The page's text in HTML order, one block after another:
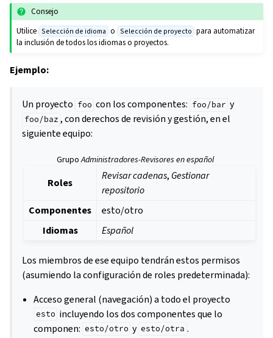
Consejo
Utilice Selección de idioma o Selección de proyecto para automatizar
la inclusión de todos los idiomas o proyectos.
Ejemplo:
Un proyecto foo con los componentes: foo/bar y
foo/baz , con derechos de revisión y gestión, en el
siguiente equipo:
GrupoAdministradores-Revisores en español
Roles
Revisar cadenas, Gestionar
repositorio
Componentes
esto/otro
Idiomas
Español
Los miembros de ese equipo tendrán estos permisos
(asumiendo la configuración de roles predeterminada):
Acceso general (navegación) a todo el proyecto
esto incluyendo los dos componentes que lo
componen: esto/otro y esto/otra .